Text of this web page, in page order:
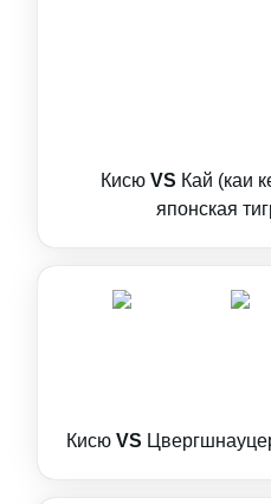
Кисю VS Кай (каи
японская
Кисю VS